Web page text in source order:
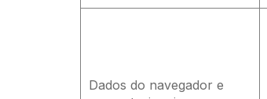
Dados do navegador e